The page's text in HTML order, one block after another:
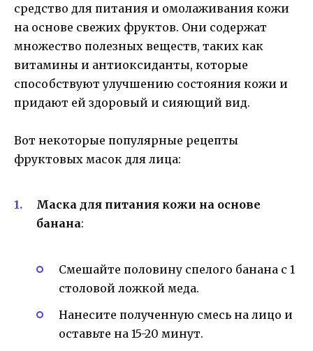
средство для питания и омолаживания кожи
на основе свежих фруктов. Они содержат
множество полезных веществ, таких как
витамины и антиоксиданты, которые
способствуют улучшению состояния кожи и
придают ей здоровый и сияющий вид.
Вот некоторые популярные рецепты
фруктовых масок для лица:
Маска для питания кожи на основе
банана:
Смешайте половину спелого банана с 1
столовой ложкой меда.
Нанесите полученную смесь на лицо и
оставьте на 15-20 минут.